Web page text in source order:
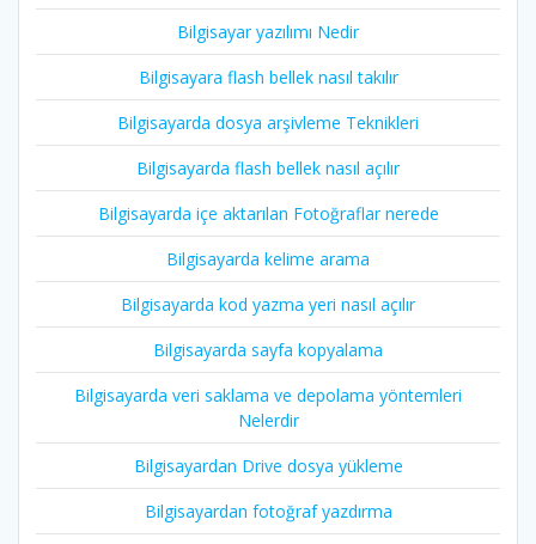
Bilgisayar yazılımı Nedir
Bilgisayara flash bellek nasıl takılır
Bilgisayarda dosya arşivleme Teknikleri
Bilgisayarda flash bellek nasıl açılır
Bilgisayarda içe aktarılan Fotoğraflar nerede
Bilgisayarda kelime arama
Bilgisayarda kod yazma yeri nasıl açılır
Bilgisayarda sayfa kopyalama
Bilgisayarda veri saklama ve depolama yöntemleri
Nelerdir
Bilgisayardan Drive dosya yükleme
Bilgisayardan fotoğraf yazdırma